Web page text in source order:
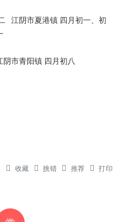
江阴市夏港镇 四月初一、初
市青阳镇 四月初八
收藏 挑错 推荐 打印